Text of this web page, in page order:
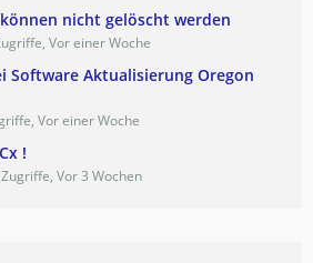
nicht gelöscht werden
Vor einer Woche
Software Aktualisierung Oregon
Vor einer Woche
!
Vor 3 Wochen